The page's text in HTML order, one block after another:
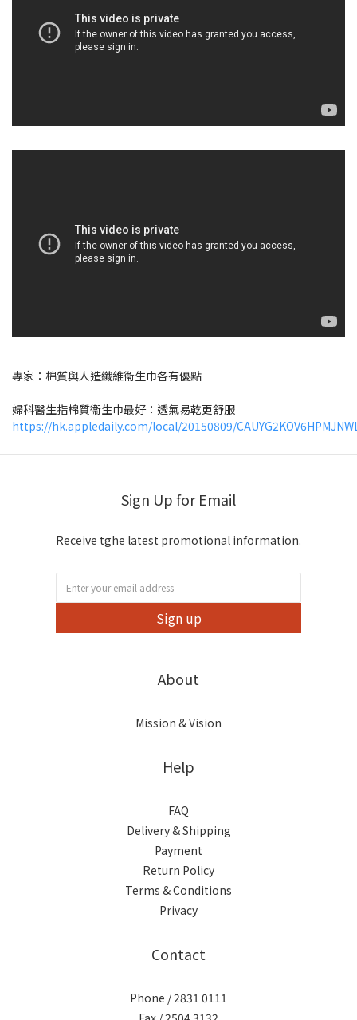
專家：棉質與人造纖維衞生巾各有優點
婦科醫生指棉質衞生巾最好：透氣易乾更舒服
https://hk.appledaily.com/local/20150809/
Sign Up for Email
Receive tghe latest promotional information.
Sign up
About
Mission & Vision
Help
FAQ
Delivery & Shipping
Payment
Return Policy
Terms & Conditions
Privacy
Contact
Phone / 2831 0111